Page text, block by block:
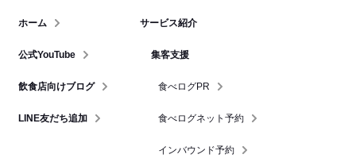
ホーム
公式YouTube
飲食店向けブログ
LINE友だち追加
サービス紹介
集客支援
食べログPR
食べログネット予約
インバウンド予約